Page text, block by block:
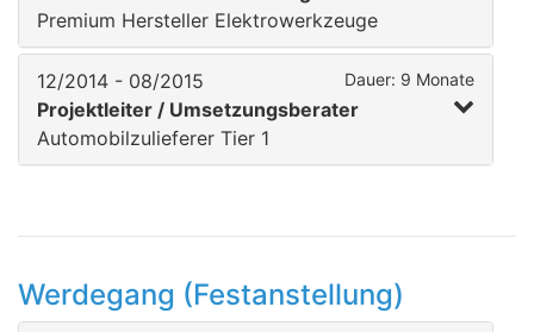
Premium Hersteller Elektrowerkzeuge
12/2014 - 08/2015 Dauer: 9 Monate
Projektleiter / Umsetzungsberater
Automobilzulieferer Tier 1
Werdegang (Festanstellung)